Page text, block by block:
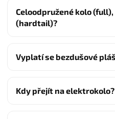
Celoodpružené kolo
(hardtail)?
Vyplatí se bezdušové
Kdy přejít na elektrokolo?